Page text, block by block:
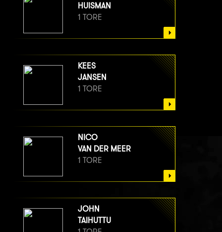
HUISMAN
1 TORE
KEES
JANSEN
1 TORE
NICO
VAN DER MEER
1 TORE
JOHN
TAIHUTTU